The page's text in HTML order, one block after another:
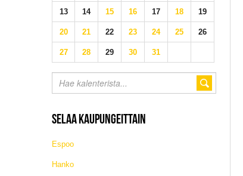
13 14 15 16 17 18 19
20 21 22 23 24 25 26
27 28 29 30 31
SELAA KAUPUNGEITTAIN
Espoo
Hanko